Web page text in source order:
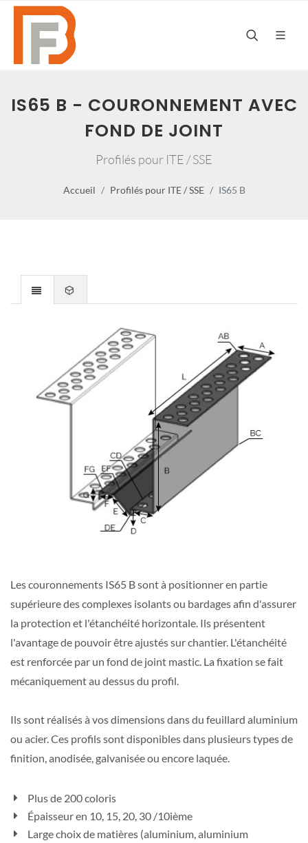
IS65 B - COURONNEMENT AVEC
FOND DE JOINT
Profilés pour ITE / SSE
Accueil Profilés pour ITE / SSE IS65 B
Les couronnements IS65 B sont à positionner en partie
supérieure des complexes isolants ou bardages afin d'assurer
la protection et l'étanchéité horizontale. Ils présentent
l'avantage de pouvoir être ajustés sur chantier. L'étanchéité
est renforcée par un fond de joint mastic. La fixation se fait
mécaniquement au dessus du profil.
Ils sont réalisés à vos dimensions dans du feuillard aluminium
ou acier. Ces profils sont disponibles dans plusieurs types de
finition, anodisée, galvanisée ou encore laquée.
Plus de 200 coloris
Épaisseur en 10, 15, 20, 30 /10ième
Large choix de matières (aluminium, aluminium